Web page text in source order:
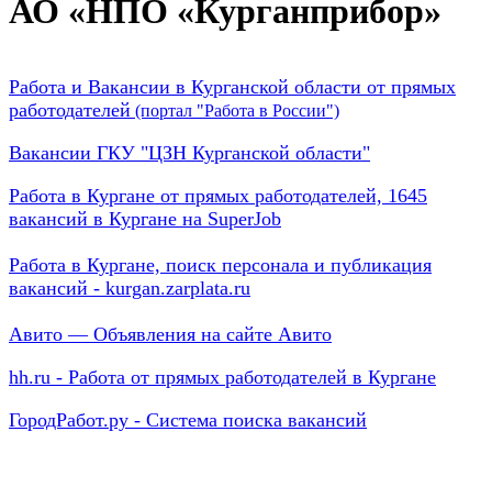
АО «НПО «Курганприбор»
Работа и Вакансии в Курганской области от прямых
работодателей (портал "Работа в России")
Вакансии ГКУ "ЦЗН Курганской области"
Работа в Кургане от прямых работодателей, 1645
вакансий в Кургане на SuperJob
Работа в Кургане, поиск персонала и публикация
вакансий - kurgan.zarplata.ru
Авито — Объявления на сайте Авито
hh.ru - Работа от прямых работодателей в Кургане
ГородРабот.ру - Система поиска вакансий